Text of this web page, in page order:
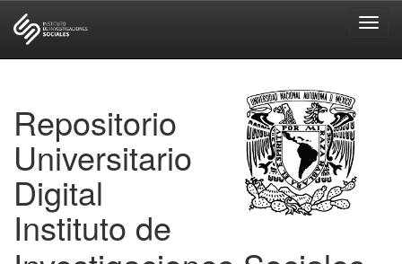
Repositorio
Universitario
Digital
Instituto de